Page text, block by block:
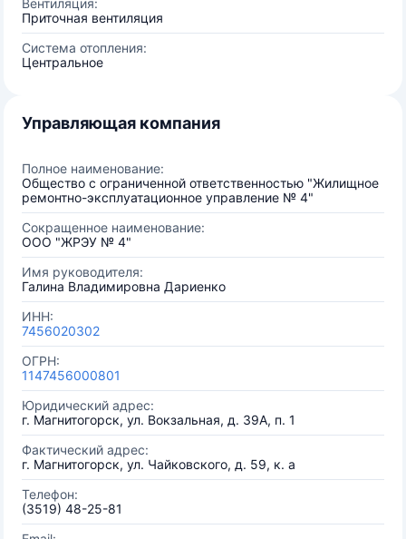
Вентиляция:
Приточная вентиляция
Система отопления:
Центральное
Управляющая компания
Полное наименование:
Общество с ограниченной ответственностью "Жилищное
ремонтно-эксплуатационное управление № 4"
Сокращенное наименование:
ООО "ЖРЭУ № 4"
Имя руководителя:
Галина Владимировна Дариенко
ИНН:
7456020302
ОГРН:
1147456000801
Юридический адрес:
г. Магнитогорск, ул. Вокзальная, д. 39А, п. 1
Фактический адрес:
г. Магнитогорск, ул. Чайковского, д. 59, к. а
Телефон:
(3519) 48-25-81